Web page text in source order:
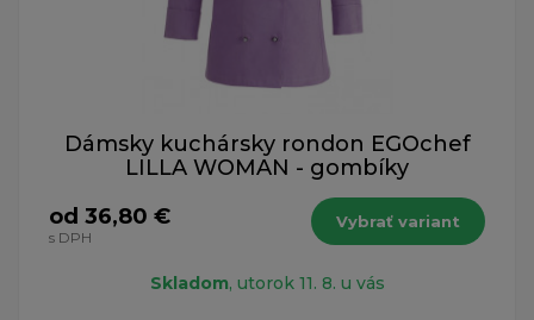
Dámsky kuchársky rondon EGOchef
LILLA WOMAN - gombíky
od 36,80 €
s DPH
Vybrať variant
Skladom, utorok 11. 8. u vás